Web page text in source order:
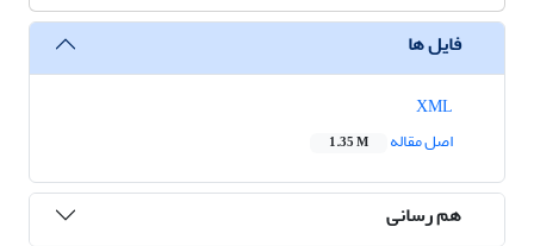
فایل ها
اصل مقاله
1.35 M
هم رسانی